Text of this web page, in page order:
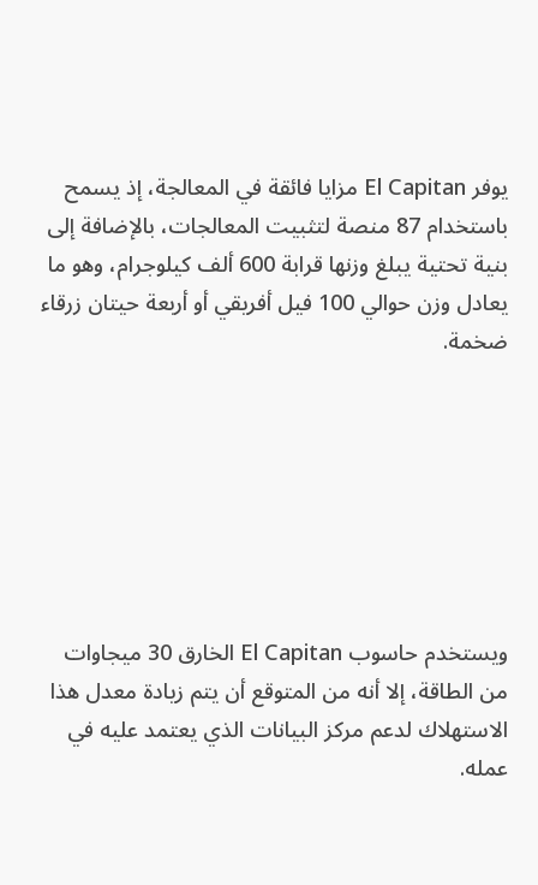
يوفر El Capitan مزايا فائقة في المعالجة، إذ يسمح
باستخدام 87 منصة لتثبيت المعالجات، بالإضافة إلى
بنية تحتية يبلغ وزنها قرابة 600 ألف كيلوجرام، وهو ما
يعادل وزن حوالي 100 فيل أفريقي أو أربعة حيتان زرقاء
ضخمة.
ويستخدم حاسوب El Capitan الخارق 30 ميجاوات
من الطاقة، إلا أنه من المتوقع أن يتم زيادة معدل هذا
الاستهلاك لدعم مركز البيانات الذي يعتمد عليه في
عمله.